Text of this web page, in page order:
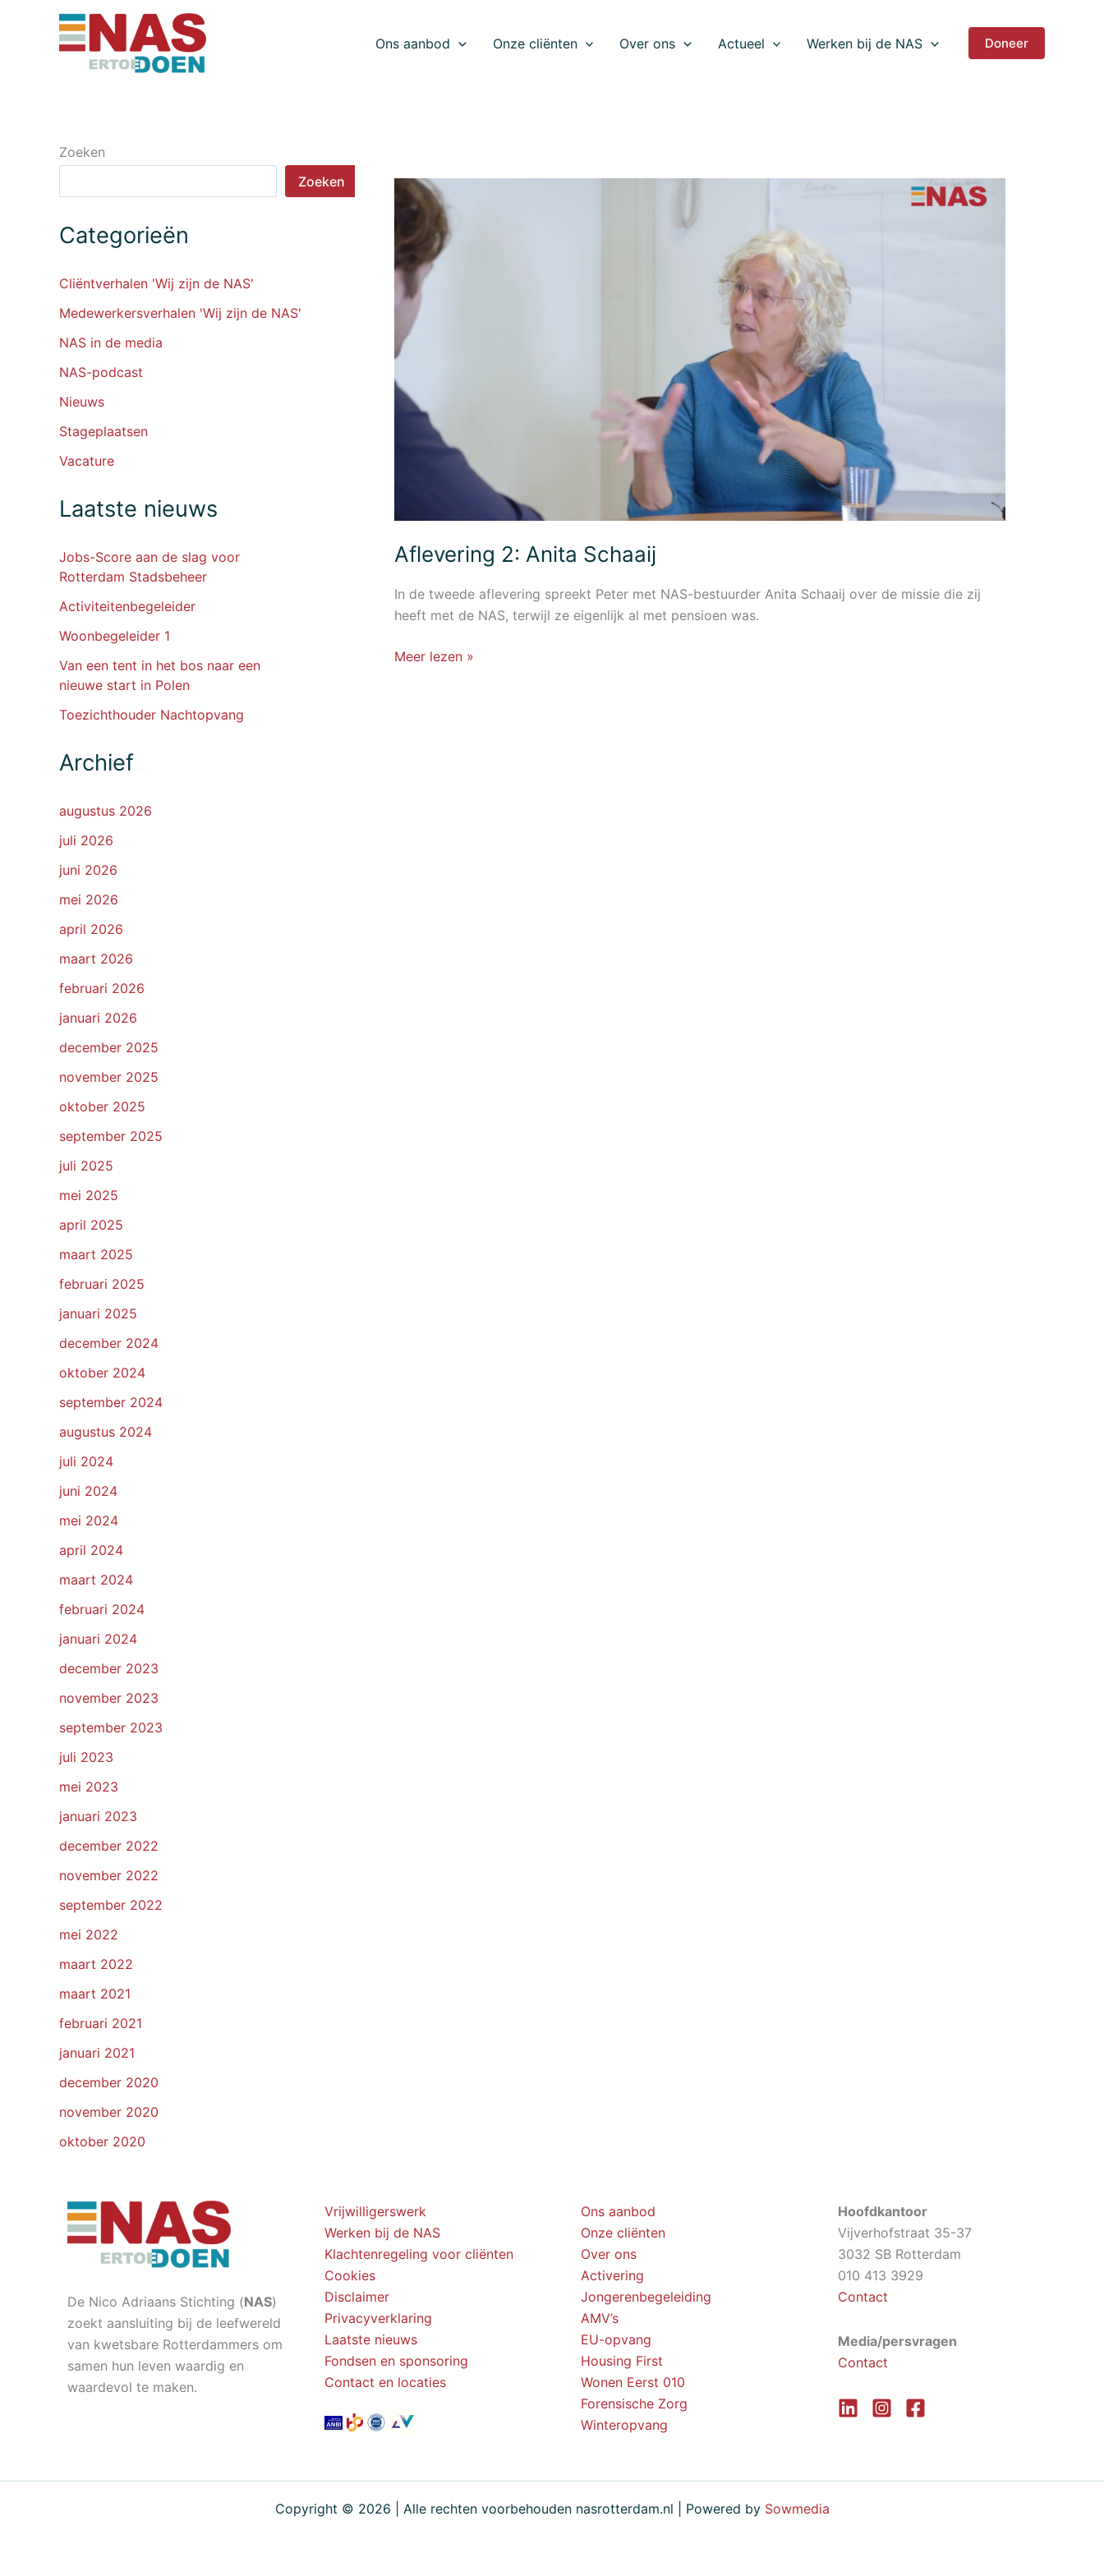
Ons aanbod Onze cliënten Over ons Actueel Werken bij de NAS Doneer
Zoeken
Zoeken
Categorieën
Cliëntverhalen 'Wij zijn de NAS'
Medewerkersverhalen 'Wij zijn de NAS'
NAS in de media
NAS-podcast
Nieuws
Stageplaatsen
Vacature
Laatste nieuws
Jobs-Score aan de slag voor
Rotterdam Stadsbeheer
Activiteitenbegeleider
Woonbegeleider 1
Van een tent in het bos naar een
nieuwe start in Polen
Toezichthouder Nachtopvang
Archief
augustus 2026
juli 2026
juni 2026
mei 2026
april 2026
maart 2026
februari 2026
januari 2026
december 2025
november 2025
oktober 2025
september 2025
juli 2025
mei 2025
april 2025
maart 2025
februari 2025
januari 2025
december 2024
oktober 2024
september 2024
augustus 2024
juli 2024
juni 2024
mei 2024
april 2024
maart 2024
februari 2024
januari 2024
december 2023
november 2023
september 2023
juli 2023
mei 2023
januari 2023
december 2022
november 2022
september 2022
mei 2022
maart 2022
maart 2021
februari 2021
januari 2021
december 2020
november 2020
oktober 2020
Aflevering 2: Anita Schaaij
In de tweede aflevering spreekt Peter met NAS-bestuurder Anita Schaaij over de missie die zij
heeft met de NAS, terwijl ze eigenlijk al met pensioen was.
Aflevering
Meer lezen »
De Nico Adriaans Stichting (NAS)
zoekt aansluiting bij de leefwereld
van kwetsbare Rotterdammers om
samen hun leven waardig en
waardevol te maken.
Vrijwilligerswerk
Werken bij de NAS
Klachtenregeling voor cliënten
Cookies
Disclaimer
Privacyverklaring
Laatste nieuws
Fondsen en sponsoring
Contact en locaties
Ons aanbod
Onze cliënten
Over ons
Activering
Jongerenbegeleiding
AMV’s
EU-opvang
Housing First
Wonen Eerst 010
Forensische Zorg
Winteropvang
Hoofdkantoor
Vijverhofstraat 35-37
3032 SB Rotterdam
010 413 3929
Contact
Media/persvragen
Contact
Copyright © 2026 | Alle rechten voorbehouden nasrotterdam.nl | Powered by Sowmedia